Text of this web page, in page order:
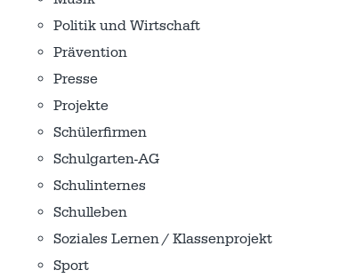
Politik und Wirtschaft
Prävention
Presse
Projekte
Schülerfirmen
Schulgarten-AG
Schulinternes
Schulleben
Soziales Lernen / Klassenprojekt
Sport